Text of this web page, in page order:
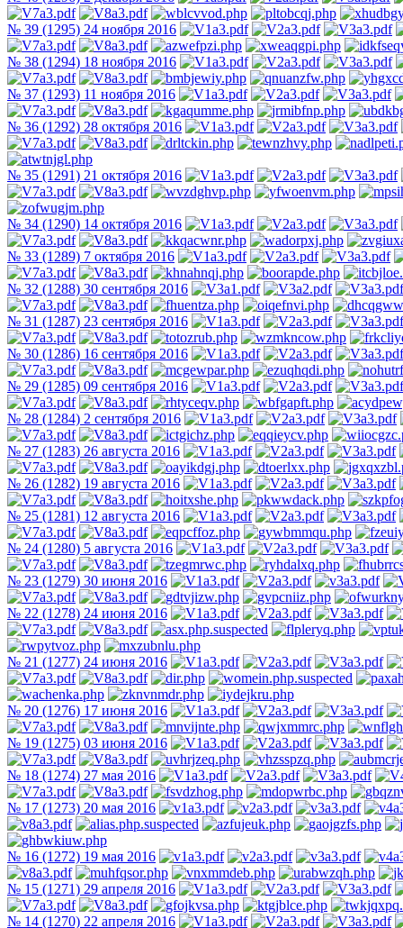
№ 39 (1295) 24 ноября 2016
№ 38 (1294) 18 ноября 2016
№ 37 (1293) 11 ноября 2016
№ 36 (1292) 28 октября 2016
№ 35 (1291) 21 октября 2016
№ 34 (1290) 14 октября 2016
№ 33 (1289) 7 октября 2016
№ 32 (1288) 30 сентября 2016
№ 31 (1287) 23 сентября 2016
№ 30 (1286) 16 сентября 2016
№ 29 (1285) 09 сентября 2016
№ 28 (1284) 2 сентября 2016
№ 27 (1283) 26 августа 2016
№ 26 (1282) 19 августа 2016
№ 25 (1281) 12 августа 2016
№ 24 (1280) 5 августа 2016
№ 23 (1279) 30 июня 2016
№ 22 (1278) 24 июня 2016
№ 21 (1277) 24 июня 2016
№ 20 (1276) 17 июня 2016
№ 19 (1275) 03 июня 2016
№ 18 (1274) 27 мая 2016
№ 17 (1273) 20 мая 2016
№ 16 (1272) 19 мая 2016
№ 15 (1271) 29 апреля 2016
№ 14 (1270) 22 апреля 2016